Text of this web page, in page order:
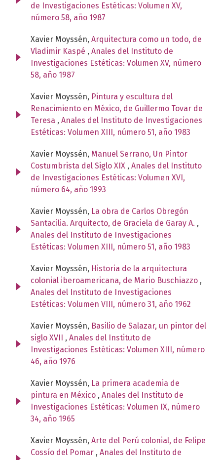
de Investigaciones Estéticas: Volumen XV,
número 58, año 1987
Xavier Moyssén, Arquitectura como un todo, de
Vladimir Kaspé , Anales del Instituto de
Investigaciones Estéticas: Volumen XV, número
58, año 1987
Xavier Moyssén, Pintura y escultura del
Renacimiento en México, de Guillermo Tovar de
Teresa , Anales del Instituto de Investigaciones
Estéticas: Volumen XIII, número 51, año 1983
Xavier Moyssén, Manuel Serrano, Un Pintor
Costumbrista del Siglo XIX , Anales del Instituto
de Investigaciones Estéticas: Volumen XVI,
número 64, año 1993
Xavier Moyssén, La obra de Carlos Obregón
Santacilia. Arquitecto, de Graciela de Garay A. ,
Anales del Instituto de Investigaciones
Estéticas: Volumen XIII, número 51, año 1983
Xavier Moyssén, Historia de la arquitectura
colonial iberoamericana, de Mario Buschiazzo ,
Anales del Instituto de Investigaciones
Estéticas: Volumen VIII, número 31, año 1962
Xavier Moyssén, Basilio de Salazar, un pintor del
siglo XVII , Anales del Instituto de
Investigaciones Estéticas: Volumen XIII, número
46, año 1976
Xavier Moyssén, La primera academia de
pintura en México , Anales del Instituto de
Investigaciones Estéticas: Volumen IX, número
34, año 1965
Xavier Moyssén, Arte del Perú colonial, de Felipe
Cossío del Pomar , Anales del Instituto de